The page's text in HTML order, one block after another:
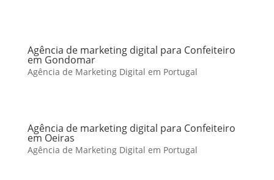
Agência de marketing digital para Confeiteiro
em Gondomar
Agência de Marketing Digital em Portugal
Agência de marketing digital para Confeiteiro
em Oeiras
Agência de Marketing Digital em Portugal